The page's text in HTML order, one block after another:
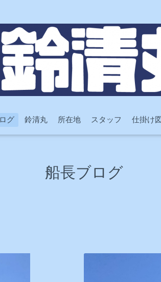
グ 鈴清丸 所在地 スタッフ 仕掛け図
船長ブログ